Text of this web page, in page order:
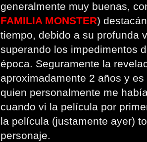
generalmente muy buenas,
FAMILIA MONSTER)
tiempo, debido a su profunda
superando los impedimentos
época. Seguramente la
aproximadamente 2 años y
quien personalmente me
cuando vi la película por
la película (justamente ayer)
personaje.